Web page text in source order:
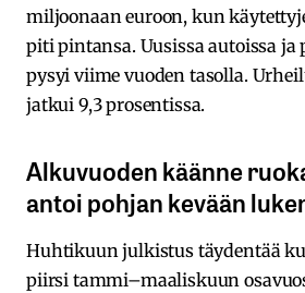
miljoonaan euroon, kun
piti pintansa. Uusissa autoissa
pysyi viime vuoden tasolla.
jatkui 9,3 prosentissa.
Alkuvuoden käänne
antoi pohjan kevään
Huhtikuun julkistus täydentää
piirsi tammi–maaliskuun